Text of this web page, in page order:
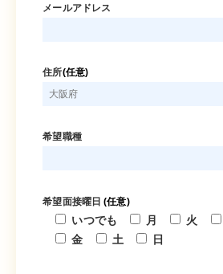
メールアドレス
住所(任意)
希望職種
希望面接曜日(任意)
いつでも 月 火
金
土 日